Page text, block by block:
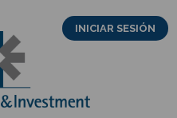
INICIAR SESIÓN